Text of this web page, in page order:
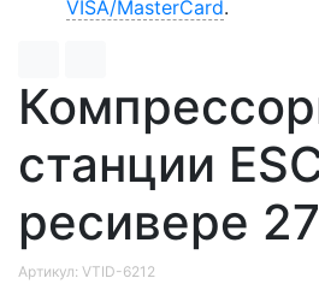
VISA/MasterCard.
станции
ресивере
Артикул: VTID-6212